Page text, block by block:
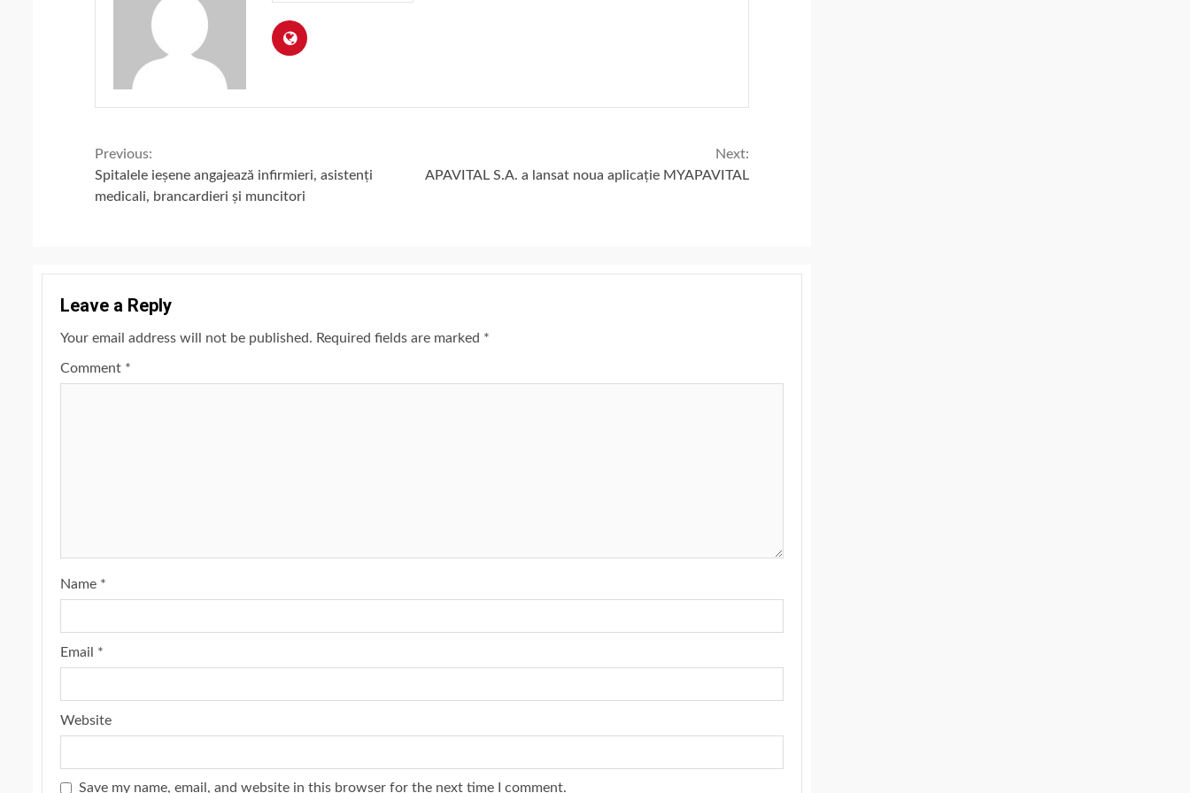
Continue
Reading
Previous:
Spitalele ieșene angajează infirmieri, asistenți
medicali, brancardieri și muncitori
Next:
APAVITAL S.A. a lansat noua aplicație MYAPAVITAL
Leave a Reply
Your email address will not be published. Required fields are marked *
Comment *
Name *
Email *
Website
Save my name, email, and website in this browser for the next time I comment.